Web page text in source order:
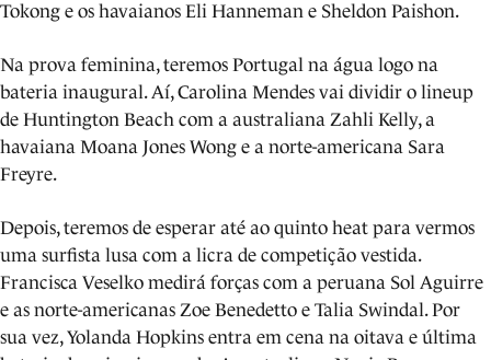
Tokong e os havaianos Eli Hanneman e Sheldon Paishon.
Na prova feminina, teremos Portugal na água logo na
bateria inaugural. Aí, Carolina Mendes vai dividir o lineup
de Huntington Beach com a australiana Zahli Kelly, a
havaiana Moana Jones Wong e a norte-americana Sara
Freyre.
Depois, teremos de esperar até ao quinto heat para vermos
uma surfista lusa com a licra de competição vestida.
Francisca Veselko medirá forças com a peruana Sol Aguirre
e as norte-americanas Zoe Benedetto e Talia Swindal. Por
sua vez, Yolanda Hopkins entra em cena na oitava e última